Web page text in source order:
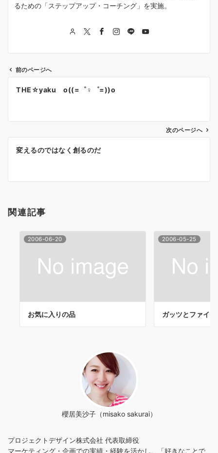
るための「ステップアップ・コーチング」を実施。
投
ゲ
シ
ン
前のページへ
THE☆yaku o((=゜♀゜=))o
次のページへ
変えるのではなく創るのだ
関連記事
2006-06-20
お気に入りの品
2006-05-25
ガッツとファイ
櫻居美沙子（misako sakurai）
プロジェクトデザイン株式会社 代表取締役
マーケティング・企画での実績・経験を活かし、「好きなことで